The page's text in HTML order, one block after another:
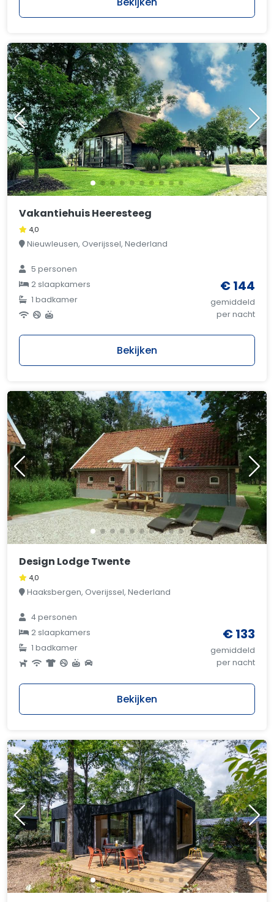
Vakantiehuis Heeresteeg
4,0
Nieuwleusen, Overijssel, Nederland
5 personen
2 slaapkamers
1 badkamer
€ 144
gemiddeld
per nacht
Bekijken
Design Lodge Twente
4,0
Haaksbergen, Overijssel, Nederland
4 personen
2 slaapkamers
1 badkamer
€ 133
gemiddeld
per nacht
Bekijken